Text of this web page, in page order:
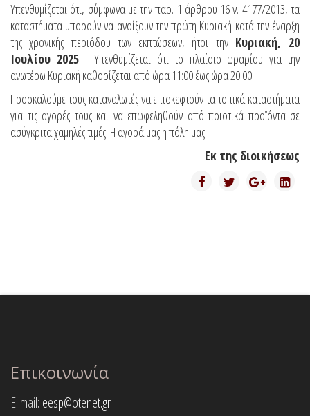
Υπενθυμίζεται ότι, σύμφωνα με την παρ. 1 άρθρου 16 ν. 4177/2013, τα
καταστήματα μπορούν να ανοίξουν την πρώτη Κυριακή κατά την έναρξη
της χρονικής περιόδου των εκπτώσεων, ήτοι την Κυριακή, 20
Ιουλίου 2025. Υπενθυμίζεται ότι το πλαίσιο ωραρίου για την
ανωτέρω Κυριακή καθορίζεται από ώρα 11:00 έως ώρα 20:00.
Προσκαλούμε τους καταναλωτές να επισκεφτούν τα τοπικά καταστήματα
για τις αγορές τους και να επωφεληθούν από ποιοτικά προϊόντα σε
ασύγκριτα χαμηλές τιμές. Η αγορά μας η πόλη μας ..!
Εκ της διοικήσεως
Επικοινωνία
E-mail: eesp@otenet.gr